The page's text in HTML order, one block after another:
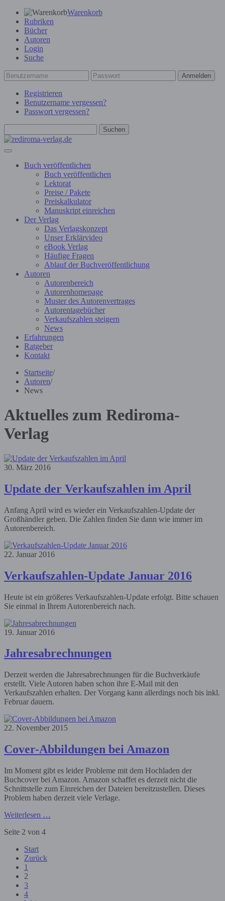
Warenkorb
Rubriken
Bücher
Autoren
Login
Suche
Anmelden
Registrieren
Benutzername vergessen?
Passwort vergessen?
Suchen
Buch veröffentlichen
Buch veröffentlichen
Lektorat
Preise / Pakete
Preiskalkulator
Manuskript einreichen
Der Verlag
Das Verlagskonzept
Unser Erklärvideo
eBook Verlag
Häufige Fragen
Ablauf der Buchveröffentlichung
Autoren
Autorenbereich
Autorenhomepage
Muster des Autorenvertrages
Autorentagebücher
Verkaufszahlen steigern
News
Erfahrungen
Ratgeber
Kontakt
Startseite/
Autoren/
News
Aktuelles zum Rediroma-
Verlag
30. März 2016
Update der Verkaufszahlen im April
Anfang April wird es wieder ein Verkaufszahlen-Update der
Großhändler geben. Die Zahlen finden Sie dann wie immer im
Autorenbereich.
22. Januar 2016
Verkaufszahlen-Update Januar 2016
Heute ist ein größeres Verkaufszahlen-Update erfolgt. Bitte schauen
Sie einmal in Ihrem Autorenbereich nach.
19. Januar 2016
Jahresabrechnungen
Derzeit werden die Jahresabrechnungen für die Buchverkäufe
erstellt. Viele Autoren haben schon ihre E-Mail mit den
Verkaufszahlen erhalten. Der Vorgang kann allerdings noch bis inkl.
Februar dauern.
22. November 2015
Cover-Abbildungen bei Amazon
Im Moment gibt es leider Probleme mit dem Hochladen der
Buchcover bei Amazon. Amazon schaffet es derzeit nicht die
Schnittstelle zum Einreichen der Dateien bereitzustellen. Dieses
Problem haben derzeit viele Verlage.
Weiterlesen …
Seite 2 von 4
Start
Zurück
1
2
3
4